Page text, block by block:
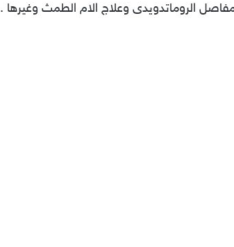
الروماتدويدى وعلاج الام الطمث وغيرها .